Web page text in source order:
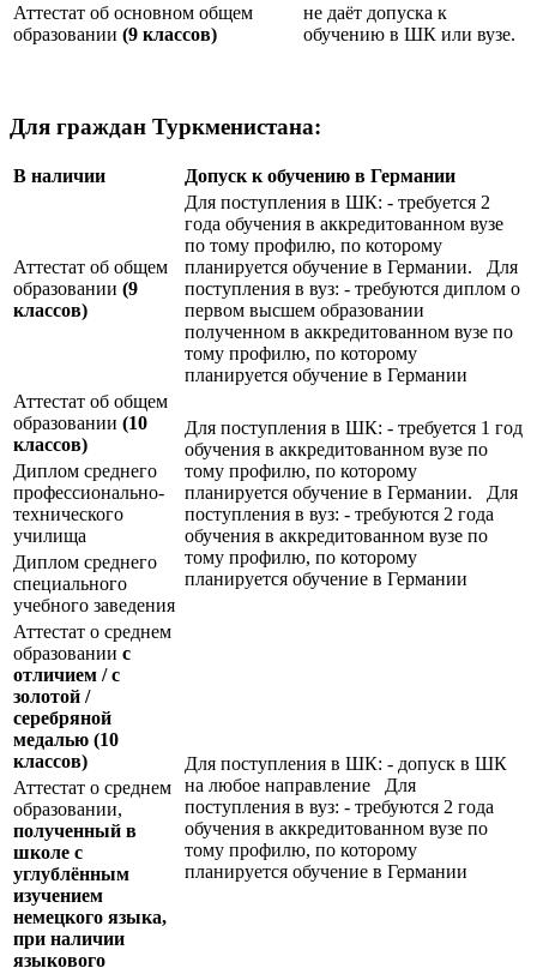
Аттестат об основном общем
образовании (9 классов)
не даёт допуска к
обучению в ШК или вузе.
Для граждан Туркменистана:
В наличии Допуск к обучению в Германии
Аттестат об общем
образовании (9
классов)
Для поступления в ШК: - требуется 2
года обучения в аккредитованном вузе
по тому профилю, по которому
планируется обучение в Германии. Для
поступления в вуз: - требуются диплом о
первом высшем образовании
полученном в аккредитованном вузе по
тому профилю, по которому
планируется обучение в Германии
Аттестат об общем
образовании (10
классов)
Для поступления в ШК: - требуется 1 год
обучения в аккредитованном вузе по
тому профилю, по которому
планируется обучение в Германии. Для
поступления в вуз: - требуются 2 года
обучения в аккредитованном вузе по
тому профилю, по которому
планируется обучение в Германии
Диплом среднего
профессионально-
технического
училища
Диплом среднего
специального
учебного заведения
Аттестат о среднем
образовании с
отличием / с
золотой /
серебряной
медалью (10
классов)
Для поступления в ШК: - допуск в ШК
на любое направление Для
поступления в вуз: - требуются 2 года
обучения в аккредитованном вузе по
тому профилю, по которому
планируется обучение в Германии
Аттестат о среднем
образовании,
полученный в
школе с
углублённым
изучением
немецкого языка,
при наличии
языкового